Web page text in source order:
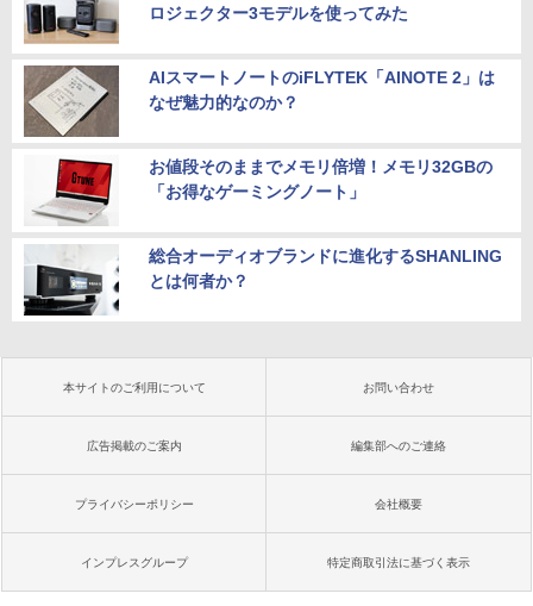
ロジェクター3モデルを使ってみた
AIスマートノートのiFLYTEK「AINOTE 2」は
なぜ魅力的なのか？
お値段そのままでメモリ倍増！メモリ32GBの
「お得なゲーミングノート」
総合オーディオブランドに進化するSHANLING
とは何者か？
本サイトのご利用について お問い合わせ
広告掲載のご案内 編集部へのご連絡
プライバシーポリシー 会社概要
インプレスグループ 特定商取引法に基づく表示